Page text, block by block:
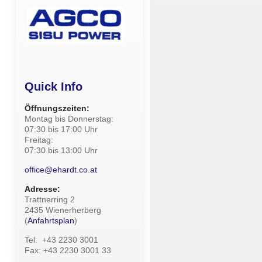
Quick Info
Öffnungszeiten:
Montag bis Donnerstag:
07:30 bis 17:00 Uhr
Freitag:
07:30 bis 13:00 Uhr
office@ehardt.co.at
Adresse:
Trattnerring 2
2435 Wienerherberg
(Anfahrtsplan)
Tel: +43 2230 3001
Fax: +43 2230 3001 33